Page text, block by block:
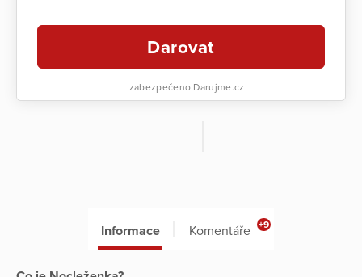
Darovat
zabezpečeno Darujme.cz
Informace Komentáře +9